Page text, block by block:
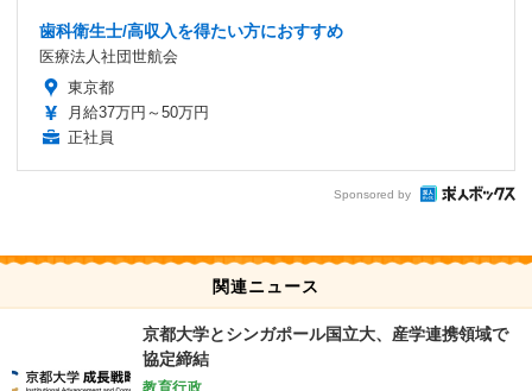
歯科衛生士/高収入を得たい方におすすめ
医療法人社団世航会
東京都
月給37万円～50万円
正社員
Sponsored by
関連ニュース
京都大学とシンガポール国立大、産学連携領域で
協定締結